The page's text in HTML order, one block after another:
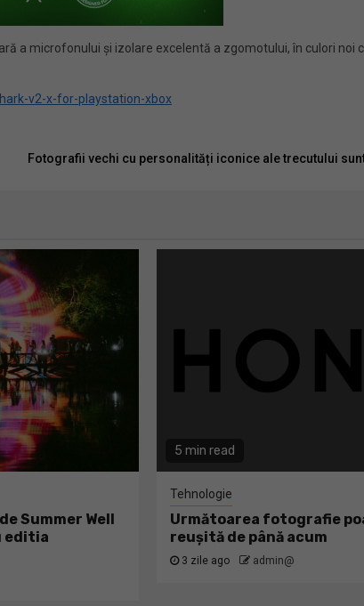
a microfonului și izolare excelentă a zgomotului, în culori noi
v2-x-for-playstation-xbox
Fotografii vechi cu personalități iconice ale trecutului
Summer Well
editia
5 min read
Tehnologie
Următoarea fotografie
reușită de până acum
3 zile ago admin@